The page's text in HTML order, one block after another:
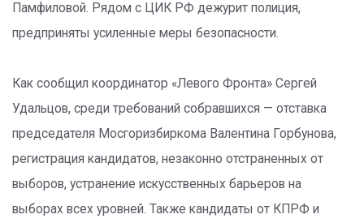
Памфиловой. Рядом с ЦИК РФ дежурит полиция,
предприняты усиленные меры безопасности.
Как сообщил координатор «Левого Фронта» Сергей
Удальцов, среди требований собравшихся — отставка
председателя Мосгоризбиркома Валентина Горбунова,
регистрация кандидатов, незаконно отстраненных от
выборов, устранение искусственных барьеров на
выборах всех уровней. Также кандидаты от КПРФ и